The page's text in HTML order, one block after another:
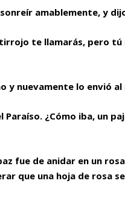
amablemente, y
te llamarás, pero tú
y nuevamente lo envió al
¿Cómo iba, un
fue de anidar en un
que una hoja de rosa